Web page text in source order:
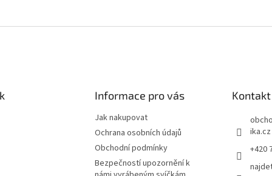
Informace pro vás
Jak nakupovat
Ochrana osobních údajů
Obchodní podmínky
Bezpečností upozornění k
Kontakt
ika.cz
+420